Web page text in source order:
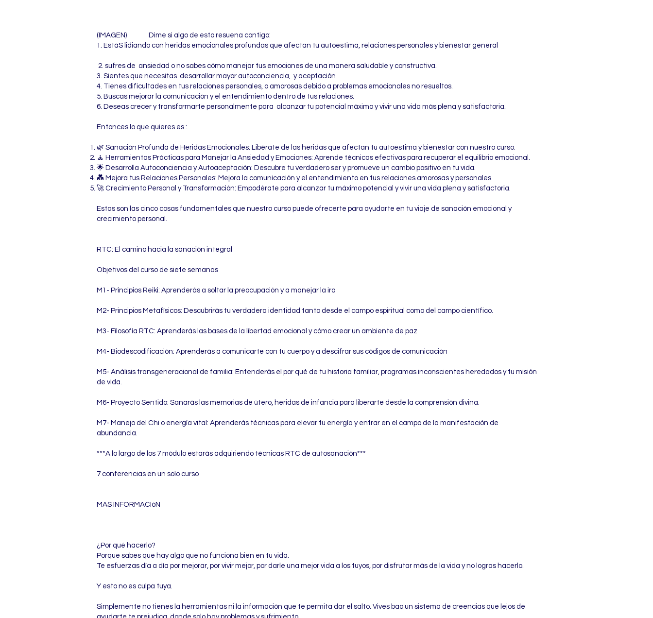
(IMAGEN) Dime si algo de esto resuena contigo:
1. EstáS lidiando con heridas emocionales profundas que afectan tu autoestima, relaciones personales y bienestar general
2. sufres de ansiedad o no sabes cómo manejar tus emociones de una manera saludable y constructiva.
3. Sientes que necesitas desarrollar mayor autoconciencia, y aceptación
4. Tienes dificultades en tus relaciones personales, o amorosas debido a problemas emocionales no resueltos.
5. Buscas mejorar la comunicación y el entendimiento dentro de tus relaciones.
6. Deseas crecer y transformarte personalmente para alcanzar tu potencial máximo y vivir una vida más plena y satisfactoria.
Entonces lo que quieres es :
🌿 Sanación Profunda de Heridas Emocionales: Libérate de las heridas que afectan tu autoestima y bienestar con nuestro curso.
🧘 Herramientas Prácticas para Manejar la Ansiedad y Emociones: Aprende técnicas efectivas para recuperar el equilibrio emocional.
🌟 Desarrolla Autoconciencia y Autoaceptación: Descubre tu verdadero ser y promueve un cambio positivo en tu vida.
💑 Mejora tus Relaciones Personales: Mejora la comunicación y el entendimiento en tus relaciones amorosas y personales.
🚀 Crecimiento Personal y Transformación: Empodérate para alcanzar tu máximo potencial y vivir una vida plena y satisfactoria.
Estas son las cinco cosas fundamentales que nuestro curso puede ofrecerte para ayudarte en tu viaje de sanación emocional y
crecimiento personal.
RTC: El camino hacia la sanación integral
Objetivos del curso de siete semanas
M1- Principios Reiki: Aprenderás a soltar la preocupación y a manejar la ira
M2- Principios Metafísicos: Descubrirás tu verdadera identidad tanto desde el campo espiritual como del campo científico.
M3- Filosofía RTC: Aprenderás las bases de la libertad emocional y cómo crear un ambiente de paz
M4- Biodescodificación: Aprenderás a comunicarte con tu cuerpo y a descifrar sus códigos de comunicación
M5- Análisis transgeneracional de familia: Entenderás el por qué de tu historia familiar, programas inconscientes heredados y tu misión
de vida.
M6- Proyecto Sentido: Sanarás las memorias de útero, heridas de infancia para liberarte desde la comprensión divina.
M7- Manejo del Chi o energía vital: Aprenderás técnicas para elevar tu energía y entrar en el campo de la manifestación de
abundancia.
***A lo largo de los 7 módulo estarás adquiriendo técnicas RTC de autosanación***
7 conferencias en un solo curso
MAS INFORMACIóN
¿Por qué hacerlo?
Porque sabes que hay algo que no funciona bien en tu vida.
Te esfuerzas día a día por mejorar, por vivir mejor, por darle una mejor vida a los tuyos, por disfrutar más de la vida y no logras hacerlo.
Y esto no es culpa tuya.
Simplemente no tienes la herramientas ni la información que te permita dar el salto. Vives bao un sistema de creencias que lejos de